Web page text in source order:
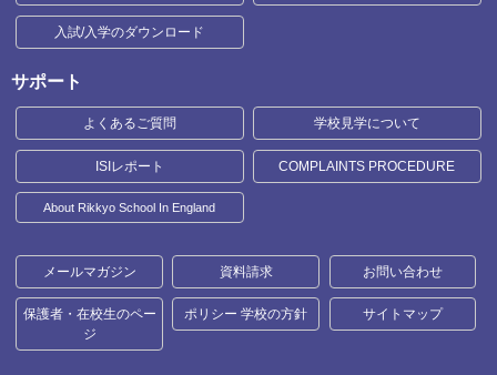
入試/入学のダウンロード
サポート
よくあるご質問 学校見学について
ISIレポート COMPLAINTS PROCEDURE
About Rikkyo School In England
メールマガジン 資料請求 お問い合わせ
保護者・在校生のペー
ジ
ポリシー 学校の方針 サイトマップ